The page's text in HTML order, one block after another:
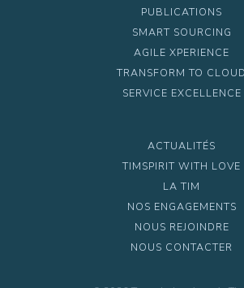
PUBLICATIONS
SMART SOURCING
AGILE XPERIENCE
TRANSFORM TO CLOUD
SERVICE EXCELLENCE
ACTUALITÉS
TIMSPIRIT WITH LOVE
LA TIM
NOS ENGAGEMENTS
NOUS REJOINDRE
NOUS CONTACTER